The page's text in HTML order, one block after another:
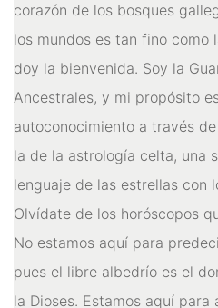
Inciensos Mágicos
Libros y Agendas
Llamadores de Angeles,
Angeles y Arcángeles
Llaveros Mágicos
Mano de Fátima y Ojo
Turco
corazón de los bosques
los mundos es tan fino como
doy la bienvenida. Soy la
Ancestrales, y mi propósito
autoconocimiento a través
la de la astrología celta, una
lenguaje de las estrellas con
Olvídate de los horóscopos
No estamos aquí para
pues el libre albedrío es el
la Dioses. Estamos aquí para